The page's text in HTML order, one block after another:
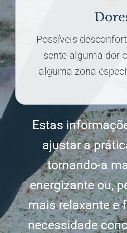
Possíveis
sente alguma dor
alguma zona
Estas
ajustar a
tornando-a
energizante ou,
mais relaxante e
necessidade